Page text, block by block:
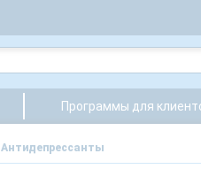
Программы для
Антидепрессанты